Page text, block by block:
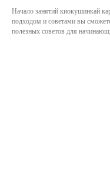
Начало занятий киокушинкай
подходом и советами вы
полезных советов для